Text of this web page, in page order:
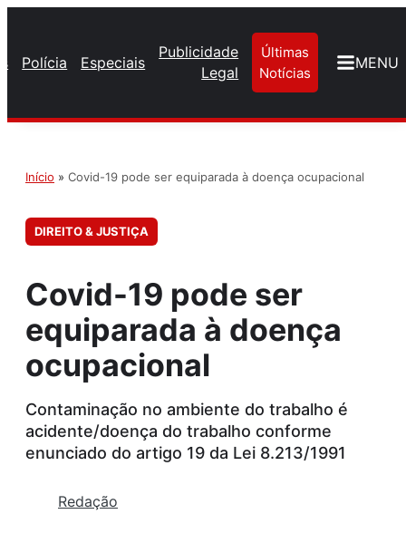
Polícia Especiais
Publicidade
Legal
Últimas
Notícias
MENU
Início » Covid-19 pode ser equiparada à doença ocupacional
DIREITO & JUSTIÇA
Covid-19 pode ser
equiparada à doença
ocupacional
Contaminação no ambiente do trabalho é
acidente/doença do trabalho conforme
enunciado do artigo 19 da Lei 8.213/1991
Redação